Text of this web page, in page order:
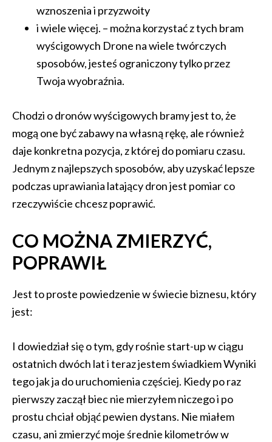
wznoszenia i przyzwoity
i wiele więcej. – można korzystać z tych bram
wyścigowych Drone na wiele twórczych
sposobów, jesteś ograniczony tylko przez
Twoja wyobraźnia.
Chodzi o dronów wyścigowych bramy jest to, że
mogą one być zabawy na własną rękę, ale również
daje konkretna pozycja, z której do pomiaru czasu.
Jednym z najlepszych sposobów, aby uzyskać lepsze
podczas uprawiania latający dron jest pomiar co
rzeczywiście chcesz poprawić.
CO MOŻNA ZMIERZYĆ,
POPRAWIŁ
Jest to proste powiedzenie w świecie biznesu, który
jest:
I dowiedział się o tym, gdy rośnie start-up w ciągu
ostatnich dwóch lat i teraz jestem świadkiem Wyniki
tego jak ja do uruchomienia częściej. Kiedy po raz
pierwszy zaczął biec nie mierzyłem niczego i po
prostu chciał objąć pewien dystans. Nie miałem
czasu, ani zmierzyć moje średnie kilometrów w